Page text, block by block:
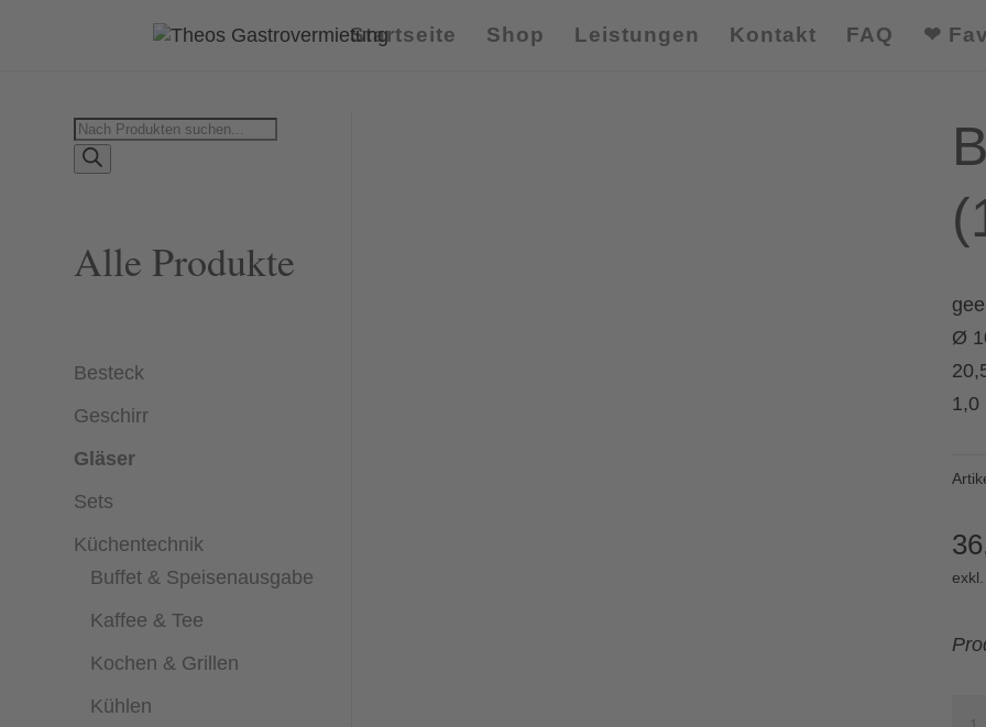
Startseite Shop Leistungen Kontakt FAQ ❤
Products
search
Alle Produkte
Besteck
Geschirr
Gläser
Sets
Küchentechnik
Buffet & Speisenausgabe
Kaffee & Tee
Kochen & Grillen
Kühlen
Ø
1,0